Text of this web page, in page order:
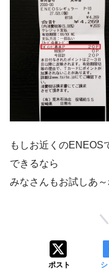
もしお近くのENEOS
できるなら
みなさんもお試しあ～
ポスト